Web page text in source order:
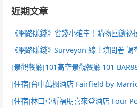
近期文章
《網路賺錢》省錢小確幸！購物回饋
《網路賺錢》Surveyon 線上填問卷 調
[景觀餐廳]101高空景觀餐廳 101
[住宿]台中萬楓酒店 Fairfield by
[住宿]林口亞昕福朋喜來登酒店 Four